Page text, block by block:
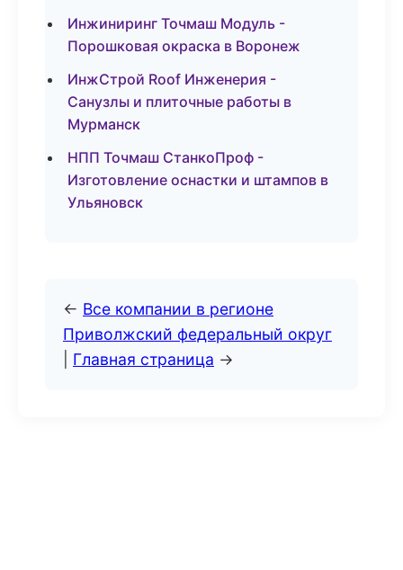
Инжиниринг Точмаш Модуль -
Порошковая окраска в Воронеж
ИнжСтрой Roof Инженерия -
Санузлы и плиточные работы в
Мурманск
НПП Точмаш СтанкоПроф -
Изготовление оснастки и штампов в
Ульяновск
← Все компании в регионе
Приволжский федеральный округ
Главная страница →